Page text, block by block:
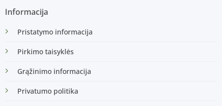
Informacija
Pristatymo informacija
Pirkimo taisyklės
Grąžinimo informacija
Privatumo politika